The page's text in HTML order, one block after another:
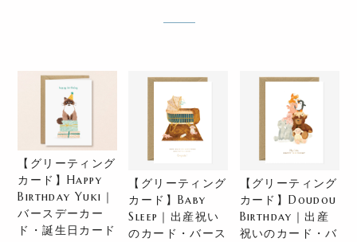
【グリーティング
カード】Happy
Birthday Yuki｜
バースデーカー
ド・誕生日カード
【グリーティング
カード】Baby
Sleep｜出産祝い
のカード・バース
【グリーティング
カード】Doudou
Birthday｜出産
祝いのカード・バ